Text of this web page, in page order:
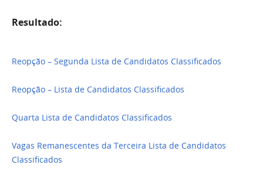
Resultado:
Reopção – Segunda Lista de Candidatos Classificados
Reopção – Lista de Candidatos Classificados
Quarta Lista de Candidatos Classificados
Vagas Remanescentes da Terceira Lista de Candidatos
Classificados